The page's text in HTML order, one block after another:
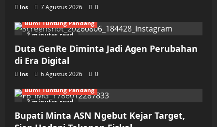
Ins 7 Agustus 2026 0
2 minutes read
Bumi Tuntung Pandang
Duta GenRe Diminta Jadi Agen Perubahan
di Era Digital
Ins 6 Agustus 2026 0
2 minutes read
Bumi Tuntung Pandang
Bupati Minta ASN Ngebut Kejar Target,